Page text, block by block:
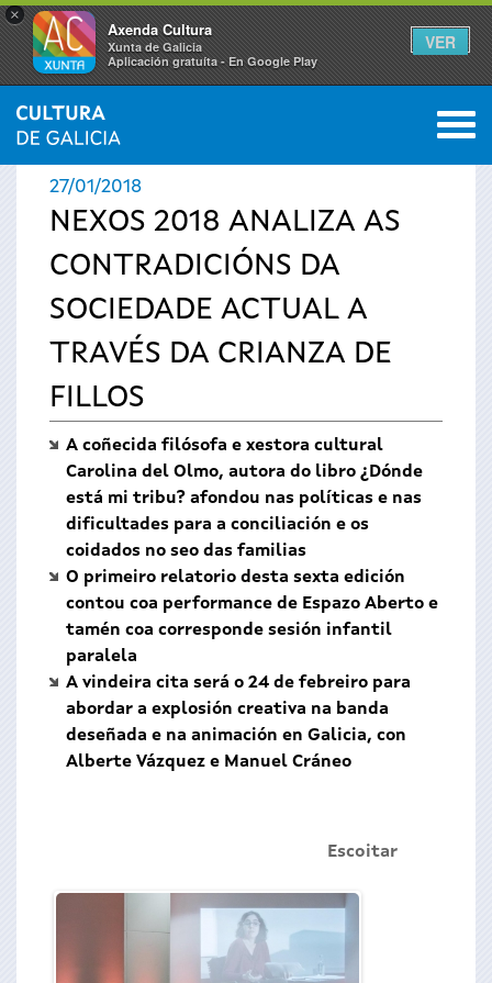
×
Axenda Cultura
Xunta de Galicia
Aplicación gratuíta - En Google Play
VER
Vostede
está
aquí
INICIO › ACTUALIDADE 0
27/01/2018
NEXOS 2018 ANALIZA AS
CONTRADICIÓNS DA
SOCIEDADE ACTUAL A
TRAVÉS DA CRIANZA DE
FILLOS
A coñecida filósofa e xestora cultural
Carolina del Olmo, autora do libro ¿Dónde
está mi tribu? afondou nas políticas e nas
dificultades para a conciliación e os
coidados no seo das familias
O primeiro relatorio desta sexta edición
contou coa performance de Espazo Aberto e
tamén coa corresponde sesión infantil
paralela
A vindeira cita será o 24 de febreiro para
abordar a explosión creativa na banda
deseñada e na animación en Galicia, con
Alberte Vázquez e Manuel Cráneo
Escoitar